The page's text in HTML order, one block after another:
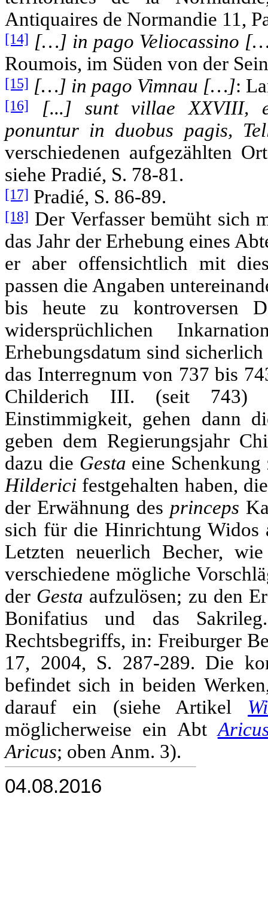
Antiquaires de Normandie 11,
[14] […] in pago Veliocassino
Roumois, im Süden von der
[15] […] in pago Vimnau […]:
[16]
[...] sunt villae XXVIII,
ponuntur in duobus pagis,
verschiedenen aufgezählten
siehe Pradié, S. 78-81.
[17] Pradié, S. 86-89.
[18] Der Verfasser bemüht sich
das Jahr der Erhebung eines
er aber offensichtlich mit
passen die Angaben
bis heute zu kontroversen
widersprüchlichen
Erhebungsdatum sind
das Interregnum von 737 bis
Childerich III. (seit 743)
Einstimmigkeit, gehen dann
geben dem Regierungsjahr
dazu die Gesta eine
Hilderici festgehalten haben,
der Erwähnung des princeps
sich für die Hinrichtung Widos
Letzten neuerlich Becher,
verschiedene mögliche
der Gesta aufzulösen; zu den
Bonifatius und das
Rechtsbegriffs, in: Freiburger
17, 2004, S. 287-289. Die
befindet sich in beiden
darauf ein (siehe Artikel
möglicherweise ein Abt
Aricus; oben Anm. 3).
04.08.2016